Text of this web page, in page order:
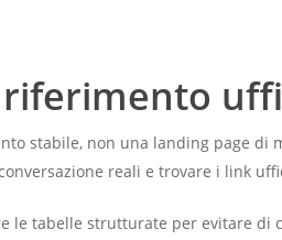
stabile, non una landing page
reali e trovare i link
le tabelle strutturate per evitare